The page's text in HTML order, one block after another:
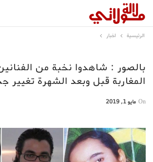
الرئيسية اخبار
بالصور : شاهدوا نخبة من
المغاربة قبل وبعد الشهرة تغيير
On مايو 1, 2019